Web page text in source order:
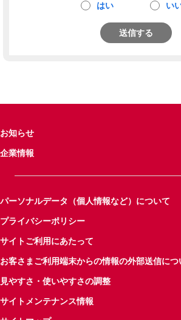
はい い
送信する
お知らせ
企業情報
パーソナルデータ（個人情報など）について
プライバシーポリシー
サイトご利用にあたって
お客さまご利用端末からの情報の外部送信につ
見やすさ・使いやすさの調整
サイトメンテナンス情報